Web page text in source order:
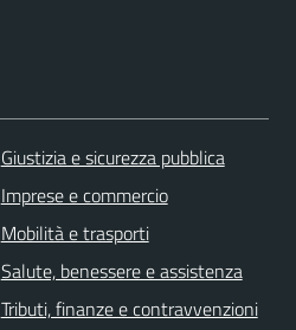
Giustizia e sicurezza pubblica
Imprese e commercio
Mobilità e trasporti
Salute, benessere e assistenza
Tributi, finanze e contravvenzioni